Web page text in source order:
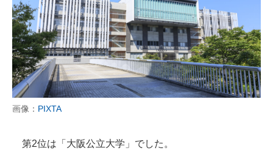
画像： PIXTA
第2位は「大阪公立大学」でした。